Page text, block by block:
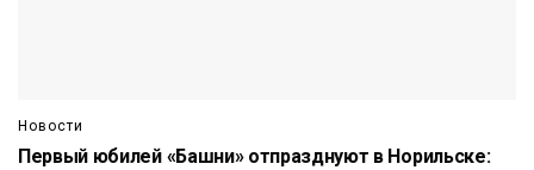
Новости
Первый юбилей «Башни» отпразднуют в Норильске: